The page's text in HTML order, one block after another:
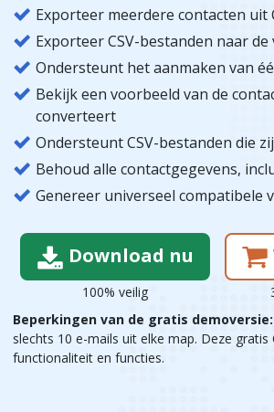
Exporteer meerdere contacten uit
Exporteer CSV-bestanden naar
Ondersteunt het aanmaken van
Bekijk een voorbeeld van de
converteert
Ondersteunt CSV-bestanden die
Behoud alle contactgegevens,
Genereer universeel compatibele
Download nu
100% veilig
Beperkingen van de gratis demoversie:
slechts 10 e-mails uit elke map. Deze
functionaliteit en functies.